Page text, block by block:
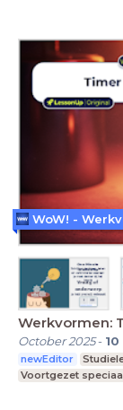
Werkvormen:
October 2025- 10
newEditor
Voortgezet
WoW! -